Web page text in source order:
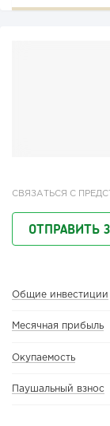
СВЯЗАТЬСЯ С
ОТПРАВИТЬ
Общие инвестиции
Месячная прибыль
Окупаемость
Паушальный взнос